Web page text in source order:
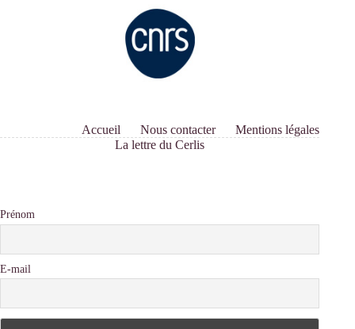
Accueil Nous contacter
Mentions légales
La lettre du Cerlis
Prénom
E-mail